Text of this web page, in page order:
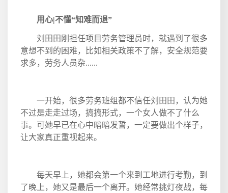
用心|不懂“知难而退”
刘田田刚担任项目劳务管理员时，就遇到了很多
意想不到的困难，比如相关政策不了解，安全规范要
求多，劳务人员杂......
一开始，很多劳务班组都不信任刘田田，认为她
不过是走走过场，搞搞形式，一个女人做不了什么
事。可她早已在心中暗暗发誓，一定要做出个样子，
让大家真正重视起来。
每天早上，她都会第一个来到工地进行考勤，到
了晚上，她又是最后一个离开。她经常挑灯夜战，每